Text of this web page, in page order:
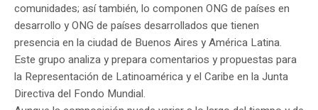
comunidades; así también, lo componen ONG de países en
desarrollo y ONG de países desarrollados que tienen
presencia en la ciudad de Buenos Aires y América Latina.
Este grupo analiza y prepara comentarios y propuestas para
la Representación de Latinoamérica y el Caribe en la Junta
Directiva del Fondo Mundial.